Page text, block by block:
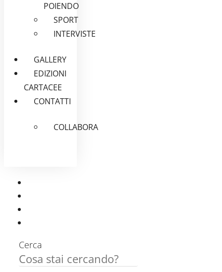
POIENDO
SPORT
INTERVISTE
GALLERY
EDIZIONI
CARTACEE
CONTATTI
COLLABORA
Cerca